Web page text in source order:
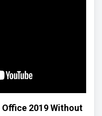
2019 Without